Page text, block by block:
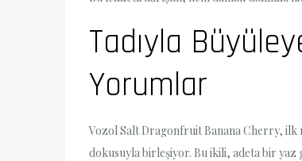
Tadıyla
Yorumlar
Vozol Salt Dragonfruit Banana Cherry, ilk
dokusuyla birleşiyor. Bu ikili, adeta bir yaz